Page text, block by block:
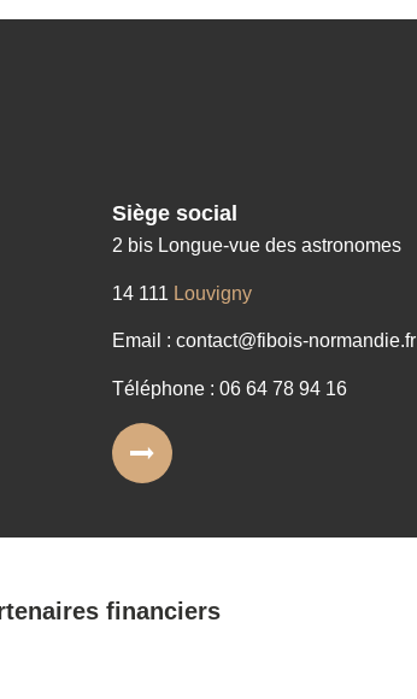
Siège social
2 bis Longue-vue des astronomes
14 111 Louvigny
Email : contact@fibois-normandie.fr
Téléphone : 06 64 78 94 16
financiers